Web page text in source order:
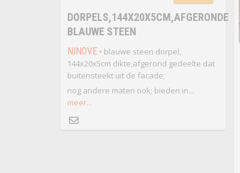
DORPELS,144X20X5CM,AFGERONDE
BLAUWE STEEN
NINOVE • blauwe steen dorpel,
144x20x5cm dikte,afgerond gedeelte dat
buitensteekt uit de facade;
nog andere maten ook; bieden in...
meer...